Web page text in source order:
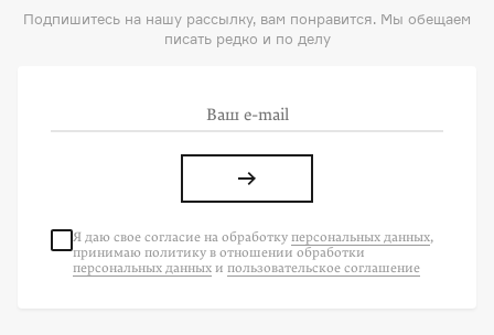
Подпишитесь на нашу рассылку, вам понравится. Мы обещаем
писать редко и по делу
Я даю свое согласие на обработку персональных данных,
принимаю политику в отношении обработки
персональных данных и пользовательское соглашение